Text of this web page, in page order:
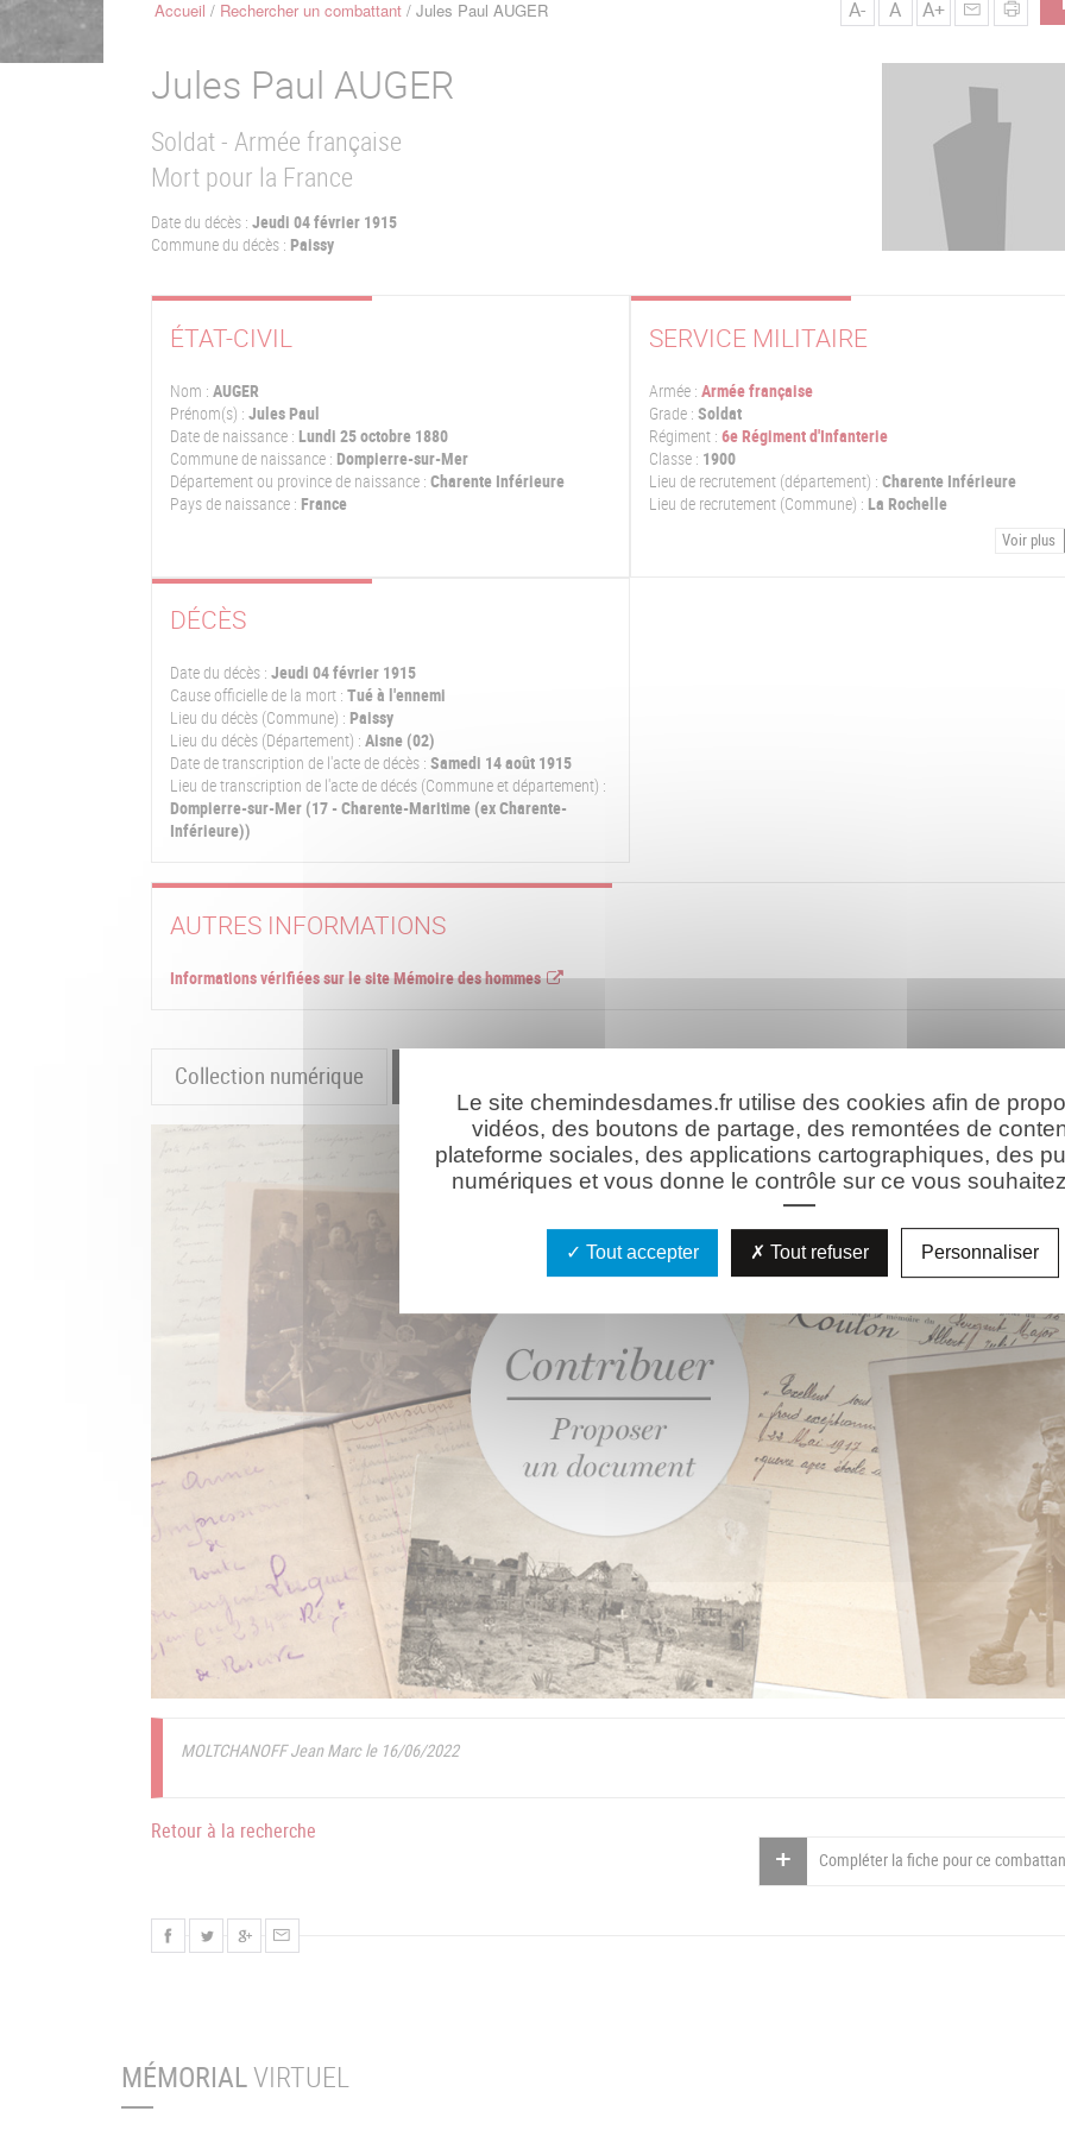
FilAccueil Rechercher un combattant Jules Paul AUGER A- A A+
Jules Paul AUGER
Soldat - Armée française
Mort pour la France
Date du décès : Jeudi 04 février 1915
Commune du décès : Paissy
ÉTAT-CIVIL
Nom : AUGER
Prénom(s) : Jules Paul
Date de naissance : Lundi 25 octobre 1880
Commune de naissance : Dompierre-sur-Mer
Département ou province de naissance : Charente Inférieure
Pays de naissance : France
SERVICE MILITAIRE
Armée : Armée française
Grade : Soldat
Régiment : 6e Régiment d'Infanterie
Classe : 1900
Lieu de recrutement (département) : Charente Inférieure
Lieu de recrutement (Commune) : La Rochelle
Voir plus
DÉCÈS
Date du décès : Jeudi 04 février 1915
Cause officielle de la mort : Tué à l'ennemi
Lieu du décès (Commune) : Paissy
Lieu du décès (Département) : Aisne (02)
Date de transcription de l'acte de décès : Samedi 14 août 1915
Lieu de transcription de l'acte de décés (Commune et département) :
Dompierre-sur-Mer (17 - Charente-Maritime (ex Charente-
Inférieure))
AUTRES INFORMATIONS
Informations vérifiées sur le site Mémoire des hommes
Collection numérique
MOLTCHANOFF Jean Marc le 16/06/2022
Compléter la fiche pour ce
Retour à la recherche
MÉMORIALVIRTUEL
Le site chemindesdames.fr utilise des cookies afin de
vidéos, des boutons de partage, des remontées de
plateforme sociales, des applications cartographiques, des
numériques et vous donne le contrôle sur ce vous
Tout accepter Tout refuser Personnaliser